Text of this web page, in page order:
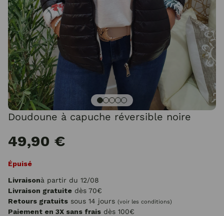
Doudoune à capuche réversible noire
49,90 €
Épuisé
Livraisonà partir du 12/08
Livraison gratuite dès 70€
Retours gratuits sous 14 jours (voir les conditions)
Paiement en 3X sans frais dès 100€